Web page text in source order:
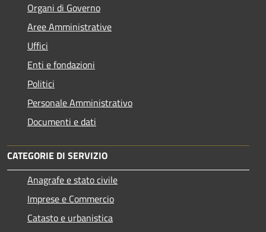
Organi di Governo
Aree Amministrative
Uffici
Enti e fondazioni
Politici
Personale Amministrativo
Documenti e dati
CATEGORIE DI SERVIZIO
Anagrafe e stato civile
Imprese e Commercio
Catasto e urbanistica